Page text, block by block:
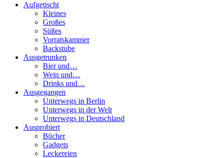
Aufgetischt
Kleines
Großes
Süßes
Vorratskammer
Backstube
Ausgetrunken
Bier und…
Wein und…
Drinks und…
Ausgegangen
Unterwegs in Berlin
Unterwegs in der Welt
Unterwegs in Deutschland
Ausprobiert
Bücher
Gadgets
Leckereien